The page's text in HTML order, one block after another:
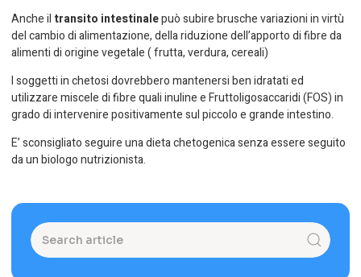
Anche il transito intestinalepuò subire brusche variazioni in virtù
del cambio di alimentazione, della riduzione dell’apporto di fibre da
alimenti di origine vegetale ( frutta, verdura, cereali)
I soggetti in chetosi dovrebbero mantenersi ben idratati ed
utilizzare miscele di fibre quali inuline e Fruttoligosaccaridi (FOS) in
grado di intervenire positivamente sul piccolo e grande intestino.
E’ sconsigliato seguire una dieta chetogenica senza essere seguito
da un biologo nutrizionista.